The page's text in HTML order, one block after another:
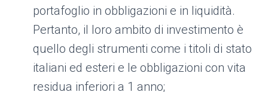
portafoglio in obbligazioni e in liquidità.
Pertanto, il ​​loro ambito di investimento è
quello degli strumenti come i titoli di stato
italiani ed esteri e le obbligazioni con vita
residua inferiori a 1 anno;